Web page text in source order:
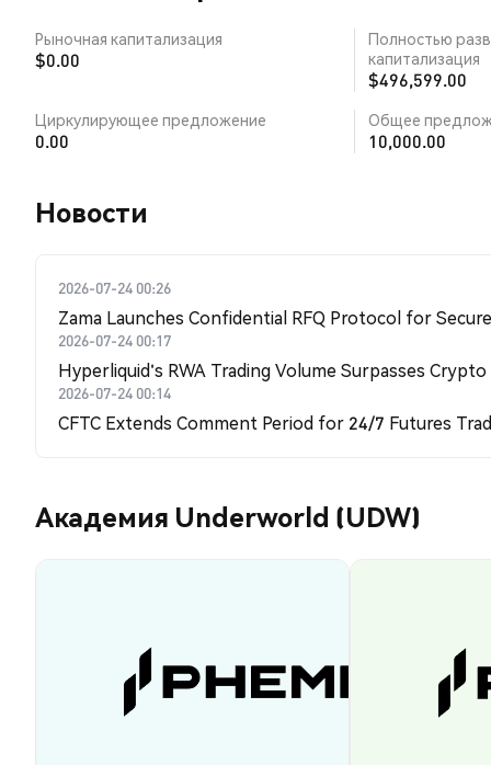
Рыночная капитализация
$0.00
Полностью
капитализация
$496,599.00
Циркулирующее предложение
0.00
Общее
10,000.00
Новости
2026-07-24 00:26
Zama Launches Confidential RFQ Protocol for
2026-07-24 00:17
Hyperliquid's RWA Trading Volume Surpasses
2026-07-24 00:14
CFTC Extends Comment Period for 24/7 Futures
Академия Underworld (UDW)